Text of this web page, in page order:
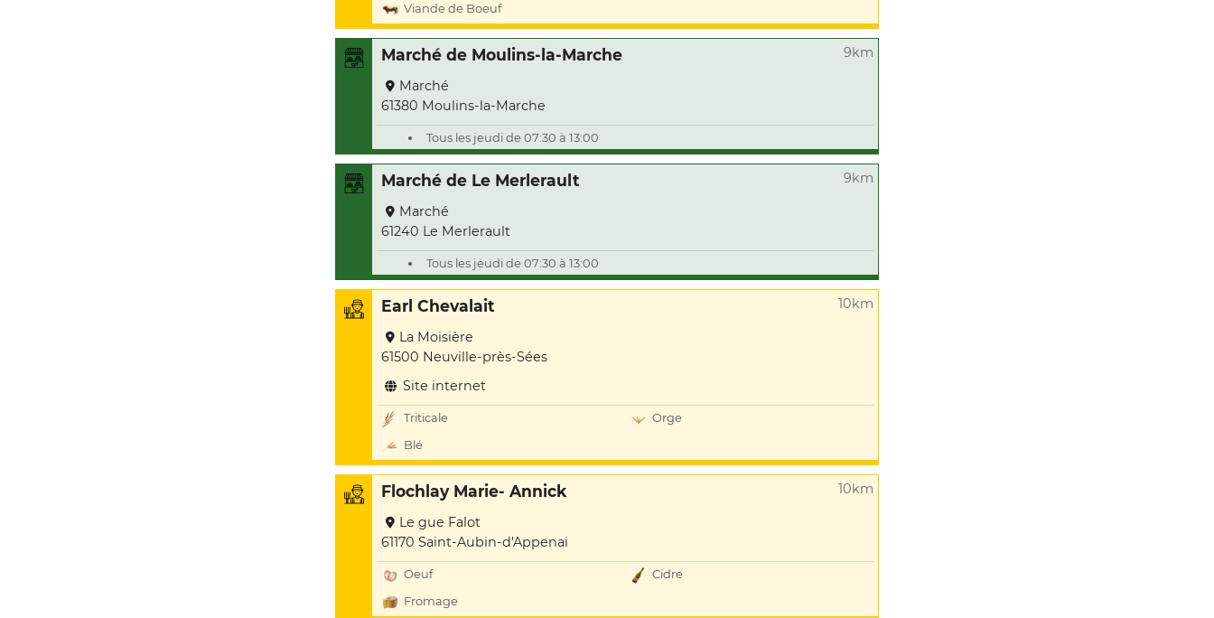
Viande de Boeuf
Marché de Moulins-la-Marche 9km
Marché
61380 Moulins-la-Marche
Tous les jeudi de 07:30 à 13:00
Marché de Le Merlerault 9km
Marché
61240 Le Merlerault
Tous les jeudi de 07:30 à 13:00
Earl Chevalait 10km
La Moisière
61500 Neuville-près-Sées
Site internet
Triticale
Orge
Blé
Flochlay Marie- Annick 10km
Le gue Falot
61170 Saint-Aubin-d'Appenai
Oeuf
Cidre
Fromage